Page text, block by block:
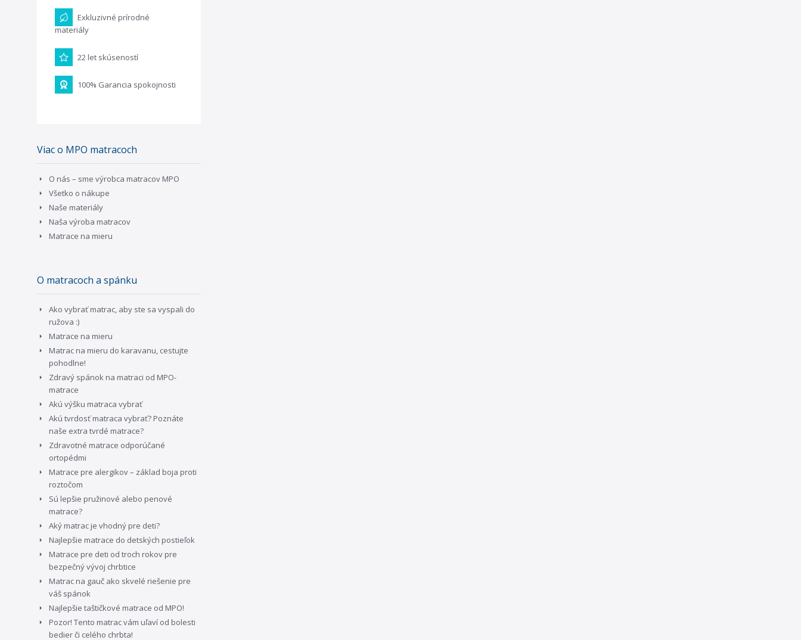
Exkluzivné prírodné
materiály
22 let skúseností
100% Garancia spokojnosti
Viac o MPO matracoch
O nás – sme výrobca matracov MPO
Všetko o nákupe
Naše materiály
Naša výroba matracov
Matrace na mieru
O matracoch a spánku
Ako vybrať matrac, aby ste sa vyspali do
ružova :)
Matrace na mieru
Matrac na mieru do karavanu, cestujte
pohodlne!
Zdravý spánok na matraci od MPO-
matrace
Akú výšku matraca vybrať
Akú tvrdosť matraca vybrať? Poznáte
naše extra tvrdé matrace?
Zdravotné matrace odporúčané
ortopédmi
Matrace pre alergikov – základ boja proti
roztočom
Sú lepšie pružinové alebo penové
matrace?
Aký matrac je vhodný pre deti?
Najlepšie matrace do detských postieľok
Matrace pre deti od troch rokov pre
bezpečný vývoj chrbtice
Matrac na gauč ako skvelé riešenie pre
váš spánok
Najlepšie taštičkové matrace od MPO!
Pozor! Tento matrac vám uľaví od bolesti
bedier či celého chrbta!